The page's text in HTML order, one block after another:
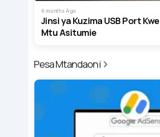
6 months Ago
Jinsi ya Kuzima USB Port
Mtu Asitumie
Pesa Mtandaoni